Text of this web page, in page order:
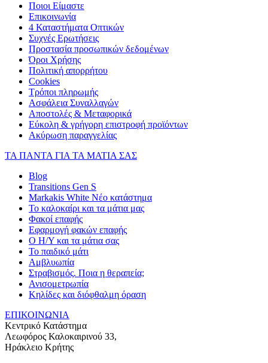
Ποιοι Είμαστε
Επικοινωνία
4 Καταστήματα Οπτικών
Συχνές Ερωτήσεις
Προστασία προσωπικών δεδομένων
Όροι Χρήσης
Πολιτική απορρήτου
Cookies
Τρόποι πληρωμής
Ασφάλεια Συναλλαγών
Αποστολές & Μεταφορικά
Εύκολη & γρήγορη επιστροφή προϊόντων
Ακύρωση παραγγελίας
ΤΑ ΠΑΝΤΑ ΓΙΑ ΤΑ ΜΑΤΙΑ ΣΑΣ
Blog
Transitions Gen S
Markakis White Νέο κατάστημα
Το καλοκαίρι και τα μάτια μας
Φακοί επαφής
Εφαρμογή φακών επαφής
Ο Η/Υ και τα μάτια σας
Το παιδικό μάτι
Αμβλυωπία
Στραβισμός. Ποια η θεραπεία;
Ανισομετρωπία
Κηλίδες και διόφθαλμη όραση
ΕΠΙΚΟΙΝΩΝΙΑ
Κεντρικό Κατάστημα
Λεωφόρος Καλοκαιρινού 33,
Ηράκλειο Κρήτης